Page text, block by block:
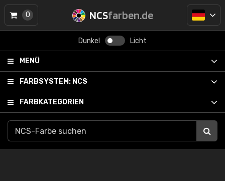
NCSfarben.de
Dunkel Licht
MENÜ
FARBSYSTEM: NCS
FARBKATEGORIEN
0